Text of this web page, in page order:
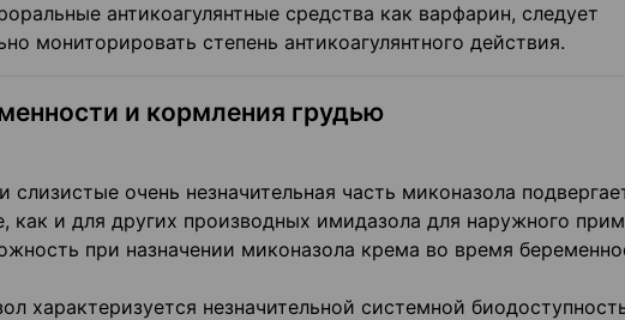
антикоагулянтные средства как варфарин, следует
мониторировать степень антикоагулянтного действия.
и кормления грудью
очень незначительная часть миконазола
как и для других производных имидазола для наружного
при назначении миконазола крема во время
характеризуется незначительной системной